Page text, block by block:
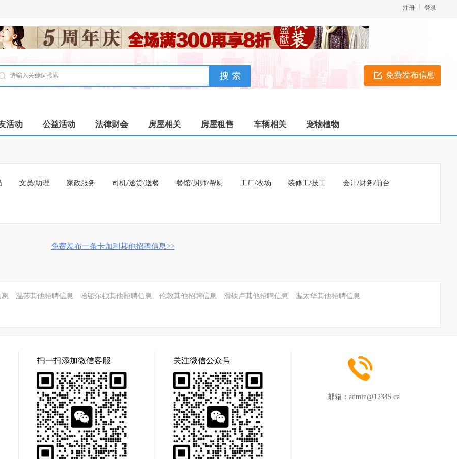
登录
注册
免费发布信息
活动 公益活动 法律财会 房屋相关 房屋租售 车辆相关 宠物植物
文员/助理 家政服务 司机/送货/送餐 餐馆/厨师/帮厨 工厂/农场 装修工/技工 会计/财务/前台
免费发布一条卡加利其他招聘信息>>
温莎其他招聘信息 哈密尔顿其他招聘信息 伦敦其他招聘信息 滑铁卢其他招聘信息
渥太华其他招聘信息
扫一扫添加微信客服 关注微信公众号
邮箱： admin@12345.ca